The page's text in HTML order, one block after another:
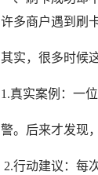
许多商户遇到刷
其实，很多时候
1.真实案例：一
警。后来才发现
2.行动建议：每